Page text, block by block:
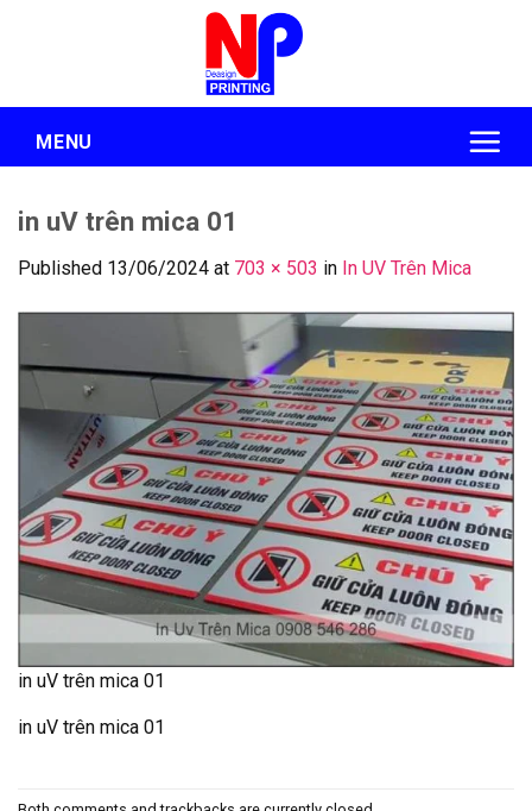
MENU
in uV trên mica 01
Published 13/06/2024 at 703 × 503 in In UV Trên Mica
in uV trên mica 01
in uV trên mica 01